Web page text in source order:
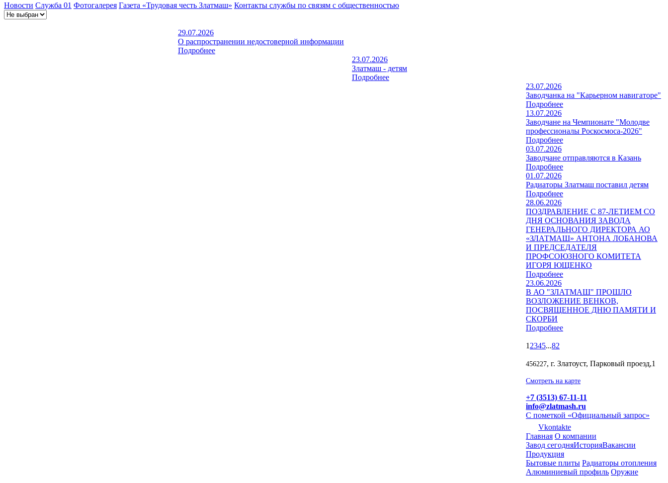
Новости Служба 01 Фотогалерея Газета «Трудовая честь Златмаш» Контакты службы по связям с общественностью
29.07.2026
О распространении недостоверной информации
Подробнее
23.07.2026
Златмаш - детям
Подробнее
23.07.2026
Заводчанка на "Карьерном навигаторе"
Подробнее
13.07.2026
Заводчане на Чемпионате "Молодве
профессионалы Роскосмоса-2026"
Подробнее
03.07.2026
Заводчане отправляются в Казань
Подробнее
01.07.2026
Радиаторы Златмаш поставил детям
Подробнее
28.06.2026
ПОЗДРАВЛЕНИЕ С 87-ЛЕТИЕМ СО
ДНЯ ОСНОВАНИЯ ЗАВОДА
ГЕНЕРАЛЬНОГО ДИРЕКТОРА АО
«ЗЛАТМАШ» АНТОНА ЛОБАНОВА
И ПРЕДСЕДАТЕЛЯ
ПРОФСОЮЗНОГО КОМИТЕТА
ИГОРЯ ЮЩЕНКО
Подробнее
23.06.2026
В АО "ЗЛАТМАШ" ПРОШЛО
ВОЗЛОЖЕНИЕ ВЕНКОВ,
ПОСВЯЩЕННОЕ ДНЮ ПАМЯТИ И
СКОРБИ
Подробнее
1 2345...82
456227, г. Златоуст, Парковый проезд,1
Смотреть на карте
+7 (3513) 67-11-11
info@zlatmash.ru
С пометкой «Официальный запрос»
Vkontakte
Главная О компании
Завод сегодняИсторияВакансии
Продукция
Бытовые плиты Радиаторы отопления
Алюминиевый профиль Оружие